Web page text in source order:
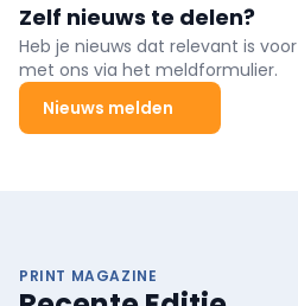
Zelf nieuws te delen?
Heb je nieuws dat relevant is
met ons via het meldformulier.
Nieuws melden
PRINT MAGAZINE